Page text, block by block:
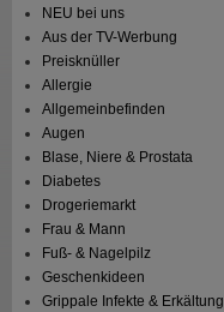
NEU bei uns
Aus der TV-Werbung
Preisknüller
Allergie
Allgemeinbefinden
Augen
Blase, Niere & Prostata
Diabetes
Drogeriemarkt
Frau & Mann
Fuß- & Nagelpilz
Geschenkideen
Grippale Infekte & Erkältung